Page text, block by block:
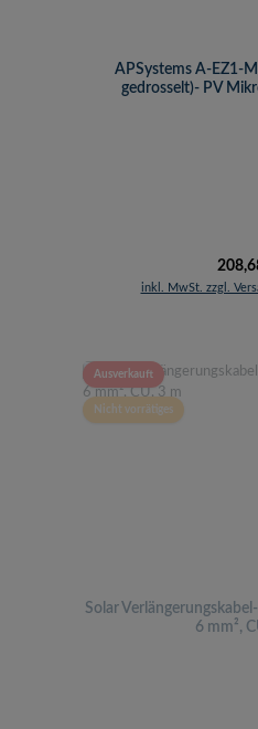
APSystems A-EZ1-
gedrosselt)- PV
inkl. MwSt. zzgl.
Ausverkauft
Nicht vorrätiges
Solar
6 mm²,